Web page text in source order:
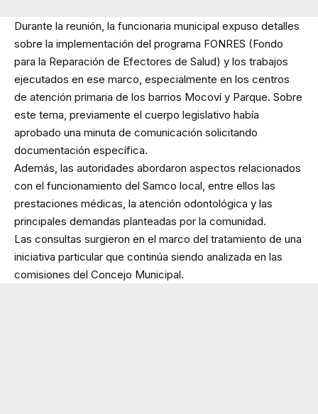
Durante la reunión, la funcionaria municipal expuso detalles
sobre la implementación del programa FONRES (Fondo
para la Reparación de Efectores de Salud) y los trabajos
ejecutados en ese marco, especialmente en los centros
de atención primaria de los barrios Mocoví y Parque. Sobre
este tema, previamente el cuerpo legislativo había
aprobado una minuta de comunicación solicitando
documentación específica.
Además, las autoridades abordaron aspectos relacionados
con el funcionamiento del Samco local, entre ellos las
prestaciones médicas, la atención odontológica y las
principales demandas planteadas por la comunidad.
Las consultas surgieron en el marco del tratamiento de una
iniciativa particular que continúa siendo analizada en las
comisiones del Concejo Municipal.